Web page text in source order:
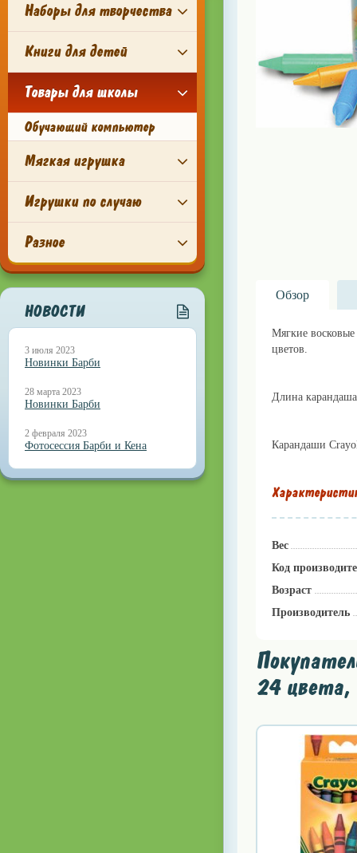
Наборы для творчества
Книги для детей
Товары для школы
Обучающий компьютер
Мягкая игрушка
Игрушки по случаю
Разное
НОВОСТИ
3 июля 2023
Новинки Барби
28 марта 2023
Новинки Барби
2 февраля 2023
Фотосессия Барби и Кена
Обзор
Мягкие
цветов.
Длина
Карандаши
Вес
Код
Возраст
Производитель
24